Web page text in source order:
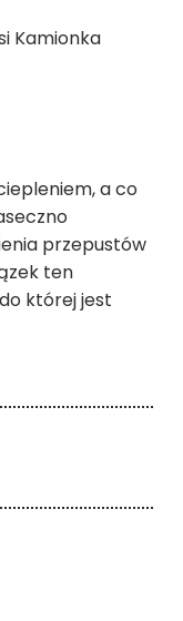
Kamionka
a co
przepustów
ten
której jest